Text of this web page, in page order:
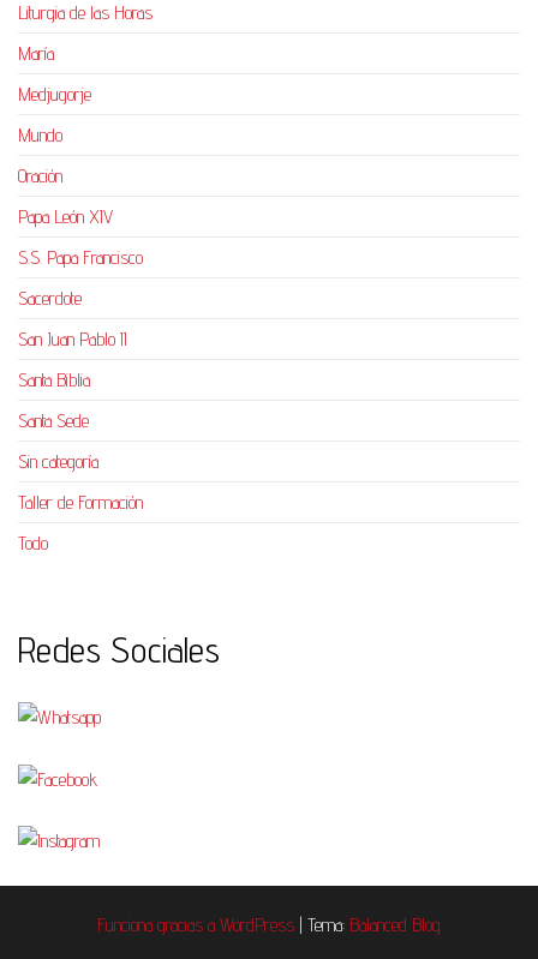
Liturgia de las Horas
María
Medjugorje
Mundo
Oración
Papa León XIV
S.S. Papa Francisco
Sacerdote
San Juan Pablo II
Santa Biblia
Santa Sede
Sin categoría
Taller de Formación
Todo
Redes Sociales
Funciona gracias a WordPress Tema: Balanced Blog